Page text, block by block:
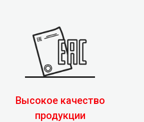
Высокое качество
продукции